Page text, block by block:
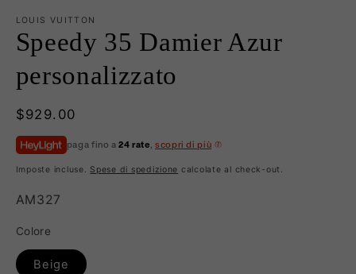
LOUIS VUITTON
Speedy 35 Damier Azur
personalizzato
Prezzo
di
listino
$929.00
paga fino a24 rate scopri di più
Imposte incluse. Spese di spedizione calcolate al check-out.
SKU:
AM327
Colore
Beige